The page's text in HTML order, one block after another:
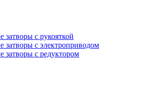
затворы с рукояткой
затворы с электроприводом
затворы с редуктором